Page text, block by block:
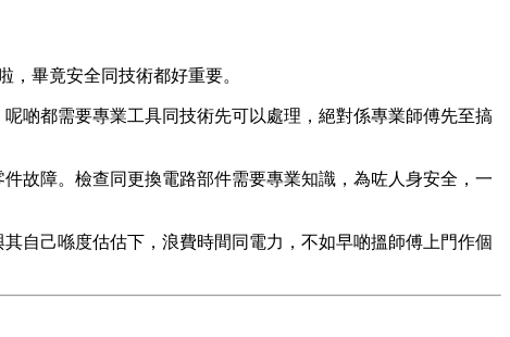
，畢竟安全同技術都好重要。
啲都需要專業工具同技術先可以處理，絕對係專業師傅先至搞
故障。檢查同更換電路部件需要專業知識，為咗人身安全，一
自己喺度估估下，浪費時間同電力，不如早啲搵師傅上門作個